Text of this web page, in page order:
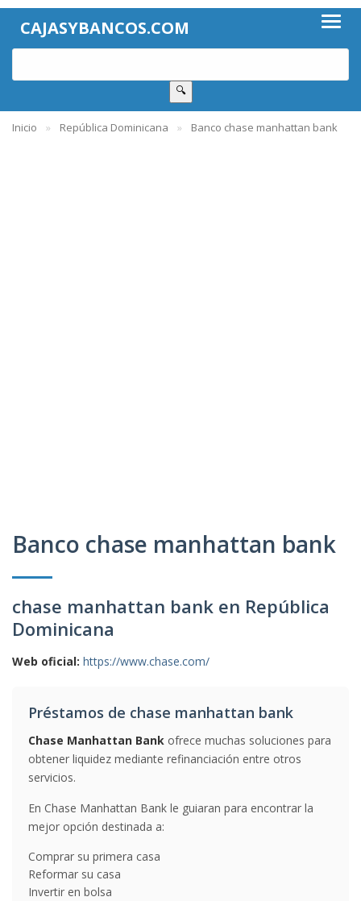
CAJASYBANCOS.COM
🔍
Inicio República Dominicana Banco chase manhattan bank
Banco chase manhattan bank
chase manhattan bank en República
Dominicana
Web oficial: https://www.chase.com/
Préstamos de chase manhattan bank
Chase Manhattan Bank ofrece muchas soluciones para
obtener liquidez mediante refinanciación entre otros
servicios.
En Chase Manhattan Bank le guiaran para encontrar la
mejor opción destinada a:
Comprar su primera casa
Reformar su casa
Invertir en bolsa